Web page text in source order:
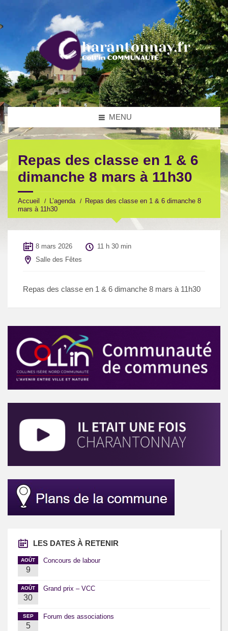
MENU
Repas des classe en 1 & 6
dimanche 8 mars à 11h30
Accueil L’agenda
Repas des classe en 1 & 6 dimanche 8
mars à 11h30
8 mars 2026
11 h 30 min
Salle des Fêtes
Repas des classe en 1 & 6 dimanche 8 mars à 11h30
LES DATES À RETENIR
AOÛT
9
Concours de labour
AOÛT
30
Grand prix – VCC
SEP
5
Forum des associations